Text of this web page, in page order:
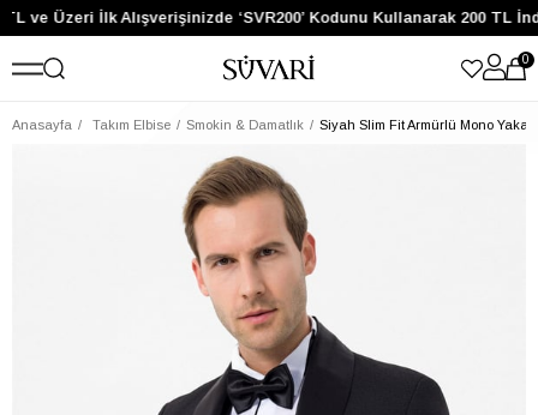
ve Üzeri İlk Alışverişinizde ‘SVR200’ Kodunu Kullanarak 200 TL
0
Anasayfa Takım Elbise Smokin & Damatlık Siyah Slim Fit Armürlü Mono Yaka